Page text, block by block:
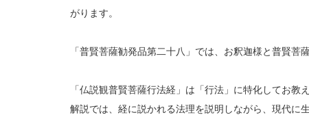
がります。
「普賢菩薩勧発品第二十八」では、お釈迦様と普賢菩
「仏説観普賢菩薩行法経」は「行法」に特化してお教
解説では、経に説かれる法理を説明しながら、現代に